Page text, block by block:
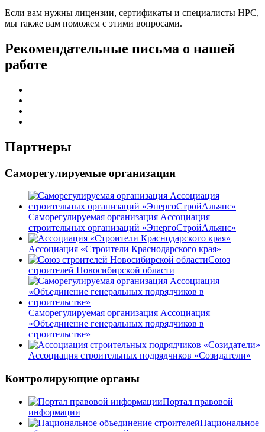
Если вам нужны лицензии, сертификаты и специалисты НРС,
мы также вам поможем с этими вопросами.
Рекомендательные письма о нашей
работе
Партнеры
Саморегулируемые организации
Саморегулируемая организация Ассоциация
строительных организаций «ЭнергоСтройАльянс»
Ассоциация «Строители Краснодарского края»
Союз
строителей Новосибирской области
Саморегулируемая организация Ассоциация
«Объединение генеральных подрядчиков в
строительстве»
Ассоциация строительных подрядчиков «Созидатели»
Контролирующие органы
Портал правовой
информации
Национальное